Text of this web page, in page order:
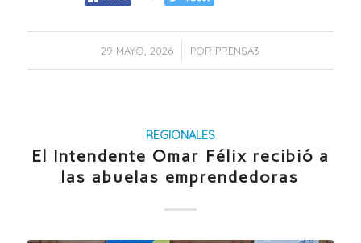
29 MAYO, 2026
/ POR PRENSA3
REGIONALES
El Intendente Omar Félix recibió a
las abuelas emprendedoras